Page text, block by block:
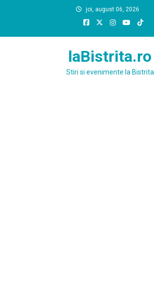
joi, august 06, 2026
laBistrita.ro
Stiri si evenimente la Bistrita